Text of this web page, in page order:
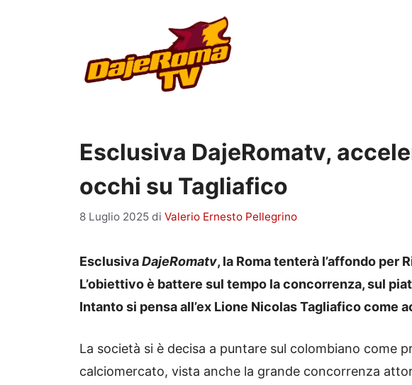
Esclusiva DajeRomatv,
occhi su Tagliafico
8 Luglio 2025 di Valerio Ernesto Pellegrino
EsclusivaDajeRomatv, la Roma tenterà l’affondo per
L’obiettivo è battere sul tempo la concorrenza, sul
Intanto si pensa all’ex Lione Nicolas Tagliafico come
La società si è decisa a puntare sul colombiano come
calciomercato, vista anche la grande concorrenza